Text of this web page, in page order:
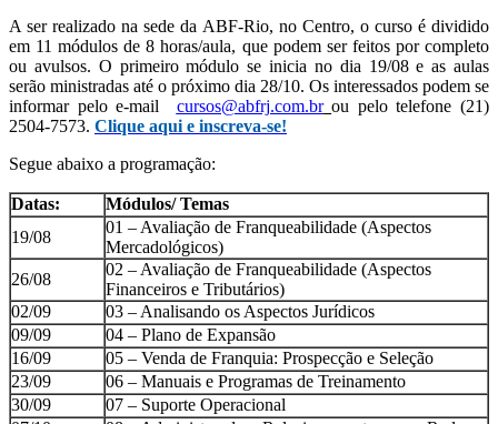
A ser realizado na sede da ABF-Rio, no Centro, o curso é dividido
em 11 módulos de 8 horas/aula, que podem ser feitos por completo
ou avulsos. O primeiro módulo se inicia no dia 19/08 e as aulas
serão ministradas até o próximo dia 28/10. Os interessados podem se
informar pelo e-mail cursos@abfrj.com.br ou pelo telefone (21)
2504-7573. Clique aqui e inscreva-se!
Segue abaixo a programação:
Datas:
Módulos/ Temas
19/08
01 – Avaliação de Franqueabilidade (Aspectos
Mercadológicos)
26/08
02 – Avaliação de Franqueabilidade (Aspectos
Financeiros e Tributários)
02/09
03 – Analisando os Aspectos Jurídicos
09/09
04 – Plano de Expansão
16/09
05 – Venda de Franquia: Prospecção e Seleção
23/09
06 – Manuais e Programas de Treinamento
30/09
07 – Suporte Operacional